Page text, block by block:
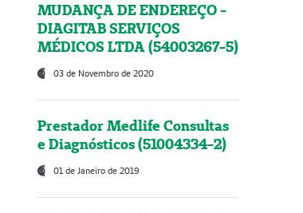
MUDANÇA DE ENDEREÇO -
DIAGITAB SERVIÇOS
MÉDICOS LTDA (54003267-5)
03 de Novembro de 2020
Prestador Medlife Consultas
e Diagnósticos (51004334-2)
01 de Janeiro de 2019